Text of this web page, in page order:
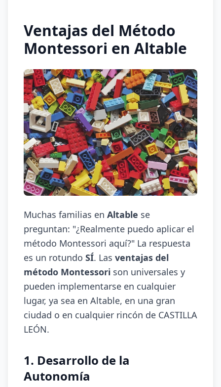
Ventajas del Método
Montessori en Altable
Muchas familias en Altable se
preguntan: "¿Realmente puedo aplicar el
método Montessori aquí?" La respuesta
es un rotundo SÍ. Las ventajas del
método Montessori son universales y
pueden implementarse en cualquier
lugar, ya sea en Altable, en una gran
ciudad o en cualquier rincón de CASTILLA
LEÓN.
1. Desarrollo de la
Autonomía